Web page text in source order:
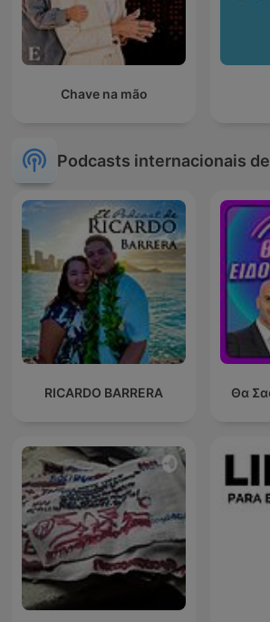
Chave na mão
Podcasts internacionais
RICARDO BARRERA Θα